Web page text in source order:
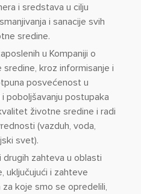
i sredstava u cilju
i sanacije svih
sredine.
u Kompaniji o
kroz informisanje i
posvećenost u
poboljšavanju postupaka
životne sredine i radi
(vazduh, voda,
svet).
zahteva u oblasti
uključujući i zahteve
koje smo se opredelili,